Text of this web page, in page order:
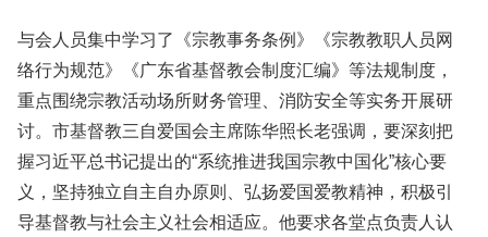
与会人员集中学习了《宗教事务条例》《宗教教职人员网
络行为规范》《广东省基督教会制度汇编》等法规制度，
重点围绕宗教活动场所财务管理、消防安全等实务开展研
讨。市基督教三自爱国会主席陈华照长老强调，要深刻把
握习近平总书记提出的“系统推进我国宗教中国化”核心要
义，坚持独立自主自办原则、弘扬爱国爱教精神，积极引
导基督教与社会主义社会相适应。他要求各堂点负责人认